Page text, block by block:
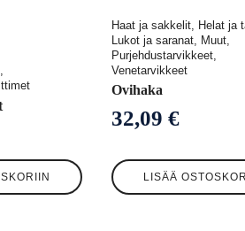
Haat ja sakkelit, Helat ja
Lukot ja saranat, Muut,
Purjehdustarvikkeet,
Venetarvikkeet
Ovihaka
32,09€
LISÄÄ